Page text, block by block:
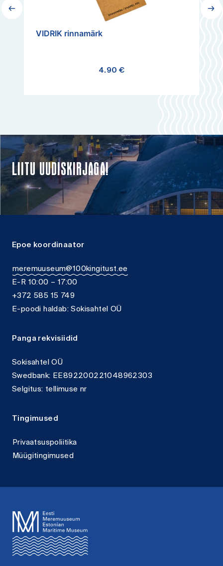
VIDRIK rinnamärk
4.90€
LIITU UUDISKIRJAGA!
Epoe koordinaator
meremuuseum@100kingitust.ee
E-R 10:00 – 17:00
+372 585 15 749
E-poodi haldab: Sokisahtel OÜ
Panga rekvisiidid
Sokisahtel OÜ
Swedbank: EE892200221048962303
Selgitus: tellimuse nr
Tingimused
Privaatsuspoliitika
Müügitingimused